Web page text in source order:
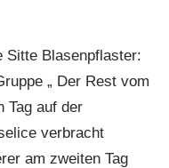
Sitte Blasenpflaster:
„ Der Rest vom
Tag auf der
verbracht
am zweiten Tag